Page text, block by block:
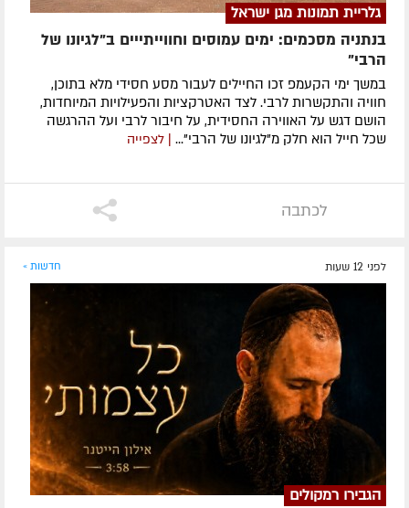
גלריית תמונות מגן ישראל
בנתניה מסכמים: ימים עמוסים וחווייתייים ב"לגיונו של
הרבי"
במשך ימי הקעמפ זכו החיילים לעבור מסע חסידי מלא בתוכן,
חוויה והתקשרות לרבי. לצד האטרקציות והפעילויות המיוחדות,
הושם דגש על האווירה החסידית, על חיבור לרבי ועל ההרגשה
שכל חייל הוא חלק מ"לגיונו של הרבי"... | לצפייה
לכתבה
לפני 12 שעות חדשות »
הגבירו רמקולים